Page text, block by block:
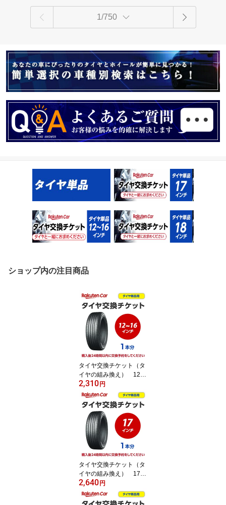
1/750
ショップ内の注目商品
タイヤ交換チケット（タ
イヤの組み換え） 12イ
ンチ ～ 16インチ - 【1
本】 タイヤの脱着・バ
ランス調整込み【ゴムバ
ルブ交換・タイヤ廃棄
別】
2,310円
タイヤ交換チケット（タ
イヤの組み換え） 17イ
ンチ - 【1本】 タイヤ
の脱着・バランス調整込
み【ゴムバルブ交換・タ
2,640円